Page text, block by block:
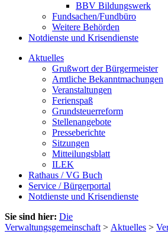
BBV Bildungswerk
Fundsachen/Fundbüro
Weitere Behörden
Notdienste und Krisendienste
Aktuelles
Grußwort der Bürgermeister
Amtliche Bekanntmachungen
Veranstaltungen
Ferienspaß
Grundsteuerreform
Stellenangebote
Presseberichte
Sitzungen
Mitteilungsblatt
ILEK
Rathaus / VG Buch
Service / Bürgerportal
Notdienste und Krisendienste
Sie sind hier: Die
Verwaltungsgemeinschaft > Aktuelles >